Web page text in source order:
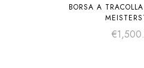
BORSA A
€